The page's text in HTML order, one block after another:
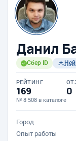
Данил
Сбер ID
РЕЙТИНГ
169
№ 8 508 в каталоге
0
Город
Опыт работы